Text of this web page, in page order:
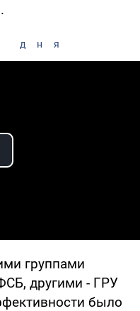
дня
Video
группами
другими - ГРУ
было